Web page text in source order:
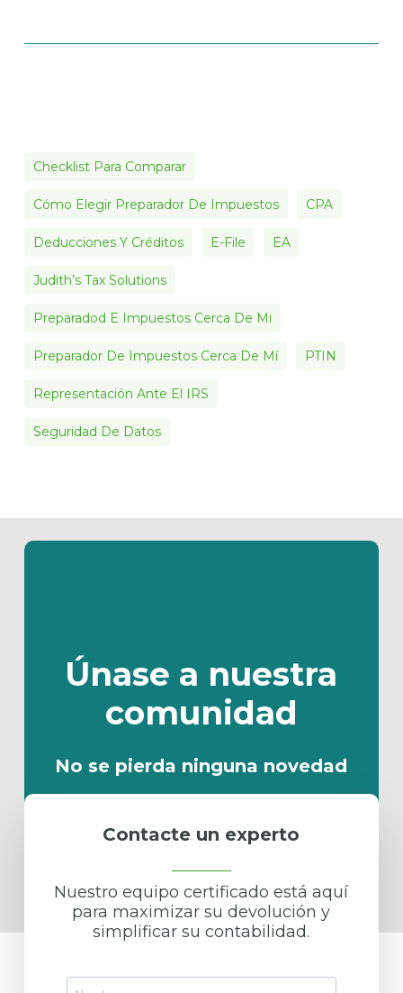
Checklist Para Comparar
Cómo Elegir Preparador De Impuestos CPA
Deducciones Y Créditos E-File EA
Judith’s Tax Solutions
Preparadod E Impuestos Cerca De Mi
Preparador De Impuestos Cerca De Mí PTIN
Representación Ante El IRS
Seguridad De Datos
Únase a nuestra
comunidad
No se pierda ninguna novedad
Al suscribirte, aceptas nuestraPolítica de Privacidad
Contacte un experto
Nuestro equipo certificado está aquí
para maximizar su devolución y
simplificar su contabilidad.